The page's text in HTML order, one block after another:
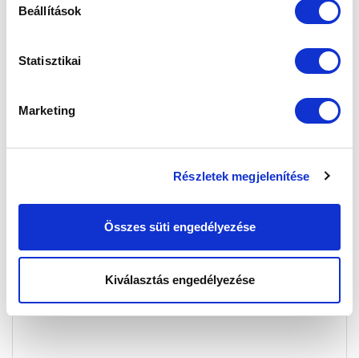
Beállítások
Statisztikai
Marketing
Részletek megjelenítése
Összes süti engedélyezése
Kiválasztás engedélyezése
SZURKOLÓI INFORMÁCIÓK A SZERDAI
EDZŐMECCSRE
2025-07-14 08:00:00